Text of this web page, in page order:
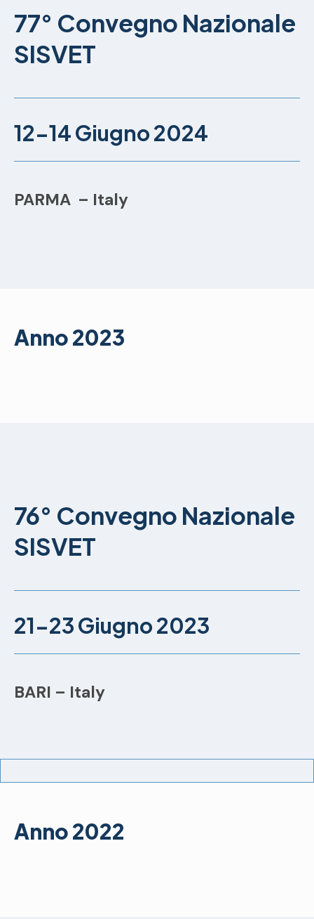
77° Convegno Nazionale
SISVET
12-14 Giugno 2024
PARMA – Italy
Anno 2023
76° Convegno Nazionale
SISVET
21-23 Giugno 2023
BARI – Italy
Anno 2022